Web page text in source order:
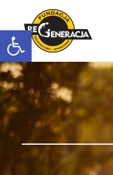
Otwórz pasek narzędzi